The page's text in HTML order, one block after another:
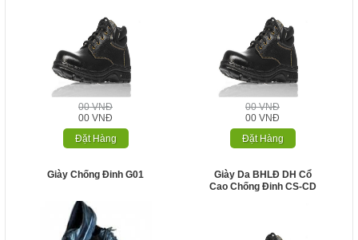
00 VNĐ
00 VNĐ
Đặt Hàng
00 VNĐ
00 VNĐ
Đặt Hàng
Giày Chống Đinh G01
Giày Da BHLĐ DH Cổ
Cao Chống Đinh CS-CD